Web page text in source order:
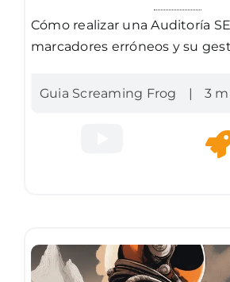
Cómo realizar una Auditoría
marcadores erróneos y su
Guia Screaming Frog | 3